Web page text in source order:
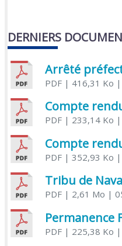
DERNIERS
PDF| 416,31 Ko
PDF| 233,14 Ko |
PDF| 352,93 Ko |
PDF| 2,61 Mo |
PDF| 225,38 Ko